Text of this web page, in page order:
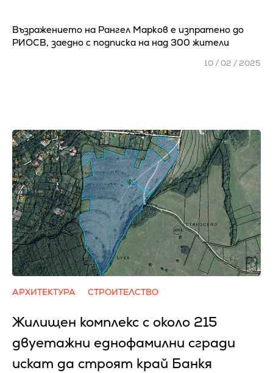
Възражението на Рангел Марков е изпратено до
РИОСВ, заедно с подписка на над 300 жители
10 / 02 / 2025
АРХИТЕКТУРА СТРОИТЕЛСТВО
Жилищен комплекс с около 215
двуетажни еднофамилни сгради
искат да строят край Банкя